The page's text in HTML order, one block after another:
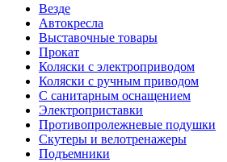
Везде
Автокресла
Выставочные товары
Прокат
Коляски с электроприводом
Коляски с ручным приводом
С санитарным оснащением
Электроприставки
Противопролежневые подушки
Скутеры и велотренажеры
Подъемники